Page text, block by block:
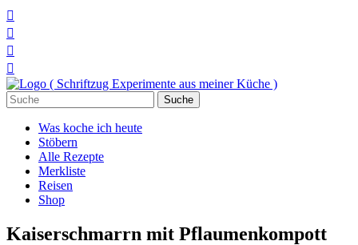




Suchen
nach:
Was koche ich heute
Stöbern
Alle Rezepte
Merkliste
Reisen
Shop
Kaiserschmarrn mit Pflaumenkompott